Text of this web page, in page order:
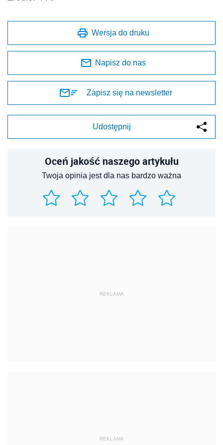
Wersja do druku
Napisz do nas
Zapisz się na newsletter
Udostępnij
Oceń jakość naszego artykułu
Twoja opinia jest dla nas bardzo ważna
REKLAMA
REKLAMA